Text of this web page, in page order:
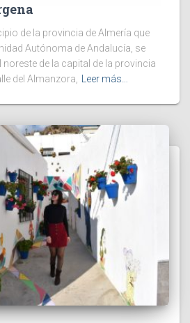
de la provincia de Almería que
Autónoma de Andalucía, se
de la capital de la provincia
del Almanzora, Leer más…